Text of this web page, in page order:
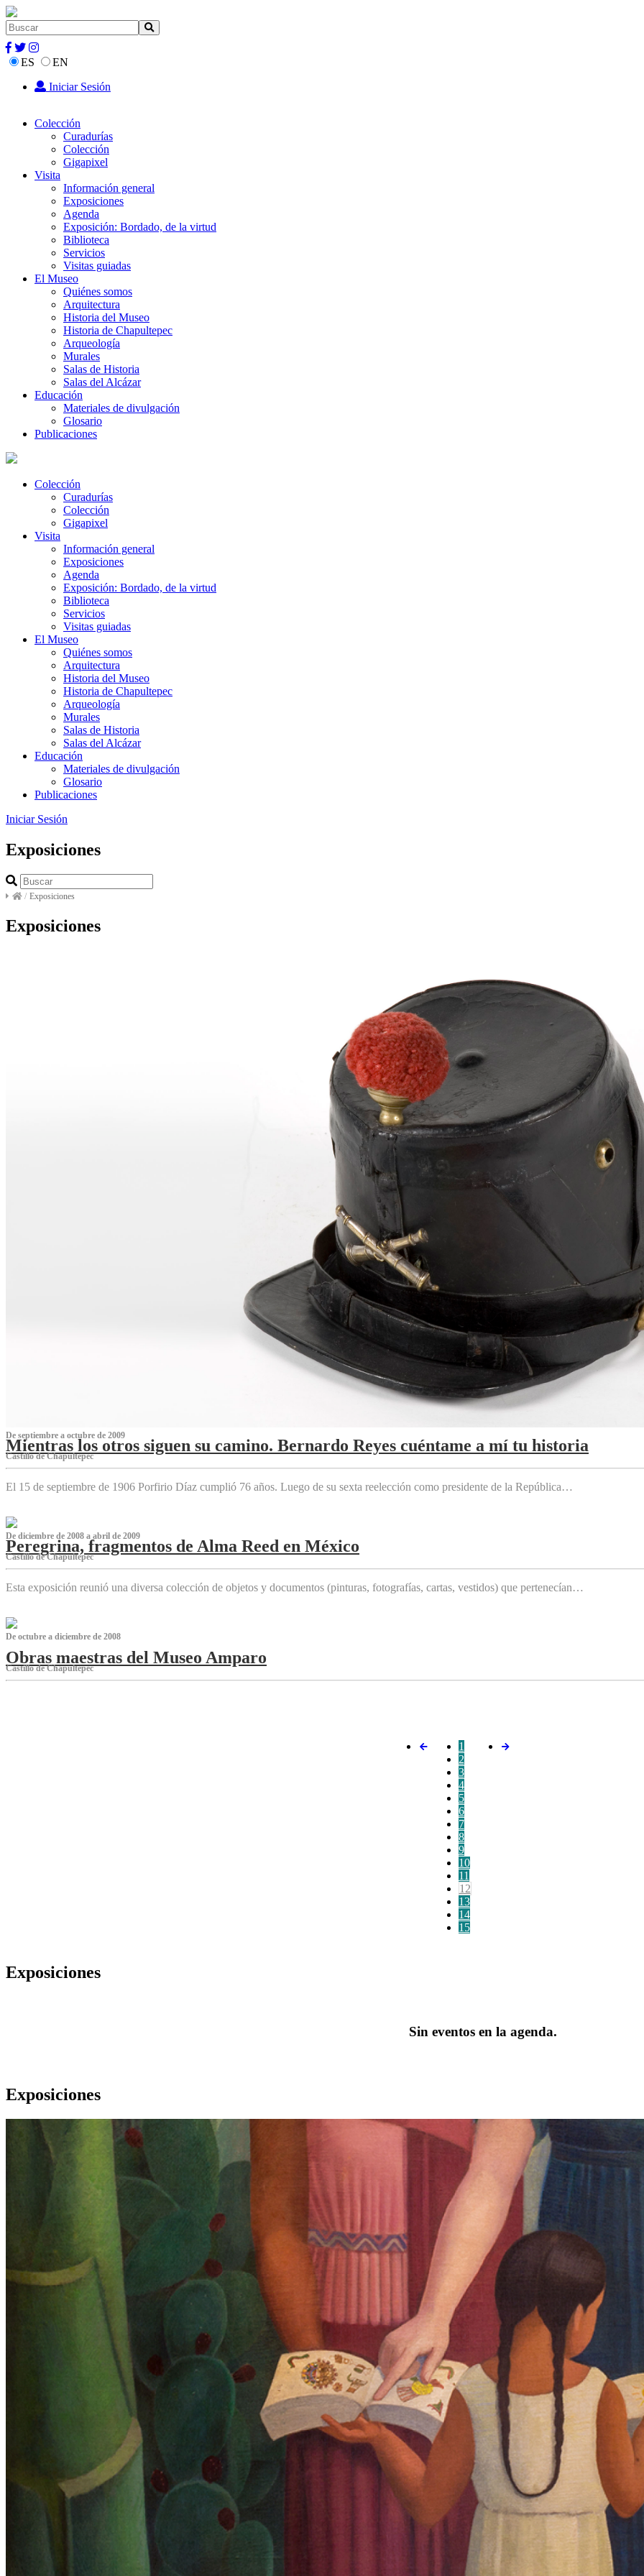
ES
EN
Iniciar Sesión
Colección
Curadurías
Colección
Gigapixel
Visita
Información general
Exposiciones
Agenda
Exposición: Bordado, de la virtud
Biblioteca
Servicios
Visitas guiadas
El Museo
Quiénes somos
Arquitectura
Historia del Museo
Historia de Chapultepec
Arqueología
Murales
Salas de Historia
Salas del Alcázar
Educación
Materiales de divulgación
Glosario
Publicaciones
Colección
Curadurías
Colección
Gigapixel
Visita
Información general
Exposiciones
Agenda
Exposición: Bordado, de la virtud
Biblioteca
Servicios
Visitas guiadas
El Museo
Quiénes somos
Arquitectura
Historia del Museo
Historia de Chapultepec
Arqueología
Murales
Salas de Historia
Salas del Alcázar
Educación
Materiales de divulgación
Glosario
Publicaciones
Iniciar Sesión
Exposiciones
/ Exposiciones
Exposiciones
De septiembre a octubre de 2009
Mientras los otros siguen su camino. Bernardo Reyes cuéntame a mí tu historia
Castillo de Chapultepec
El 15 de septiembre de 1906 Porfirio Díaz cumplió 76 años. Luego de su sexta reelección como presidente de la República…
De diciembre de 2008 a abril de 2009
Peregrina, fragmentos de Alma Reed en México
Castillo de Chapultepec
Esta exposición reunió una diversa colección de objetos y documentos (pinturas, fotografías, cartas, vestidos) que pertenecían…
De octubre a diciembre de 2008
Obras maestras del Museo Amparo
Castillo de Chapultepec
1
2
3
4
5
6
7
8
9
10
11
12
13
14
15
Exposiciones
Sin eventos en la agenda.
Exposiciones